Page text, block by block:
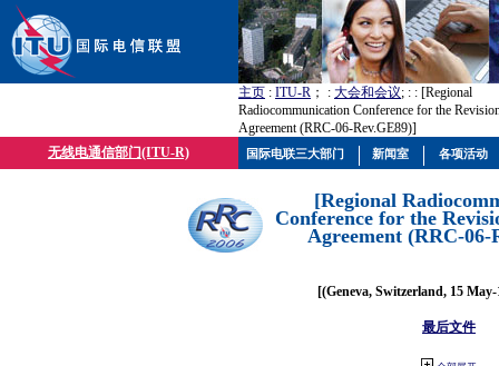
主页 : ITU-R ； : 大会和会议; : : [Regional
Radiocommunication Conference for the
Agreement (RRC-06-Rev.GE89)]
无线电通信部门(ITU-R)
[Regional
Conference for the
Agreement (RRC-06-
[(Geneva, Switzerland, 15
最后文件
国际电联三大部门 新闻室 各项活动